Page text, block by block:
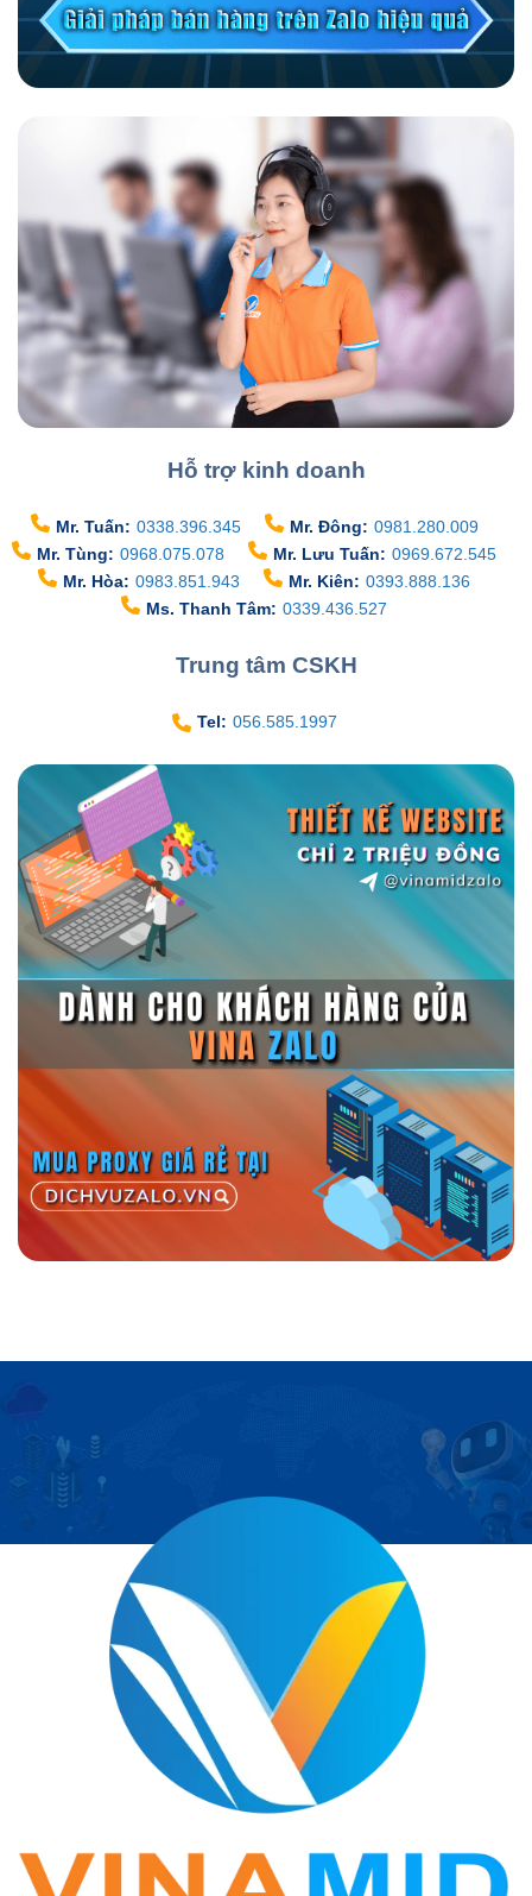
Hỗ trợ kinh doanh
Mr. Tuấn: 0338.396.345 Mr. Đông: 0981.280.009
Mr. Tùng: 0968.075.078 Mr. Lưu Tuấn: 0969.672.545
Mr. Hòa: 0983.851.943 Mr. Kiên: 0393.888.136
Ms. Thanh Tâm: 0339.436.527
Trung tâm CSKH
Tel: 056.585.1997